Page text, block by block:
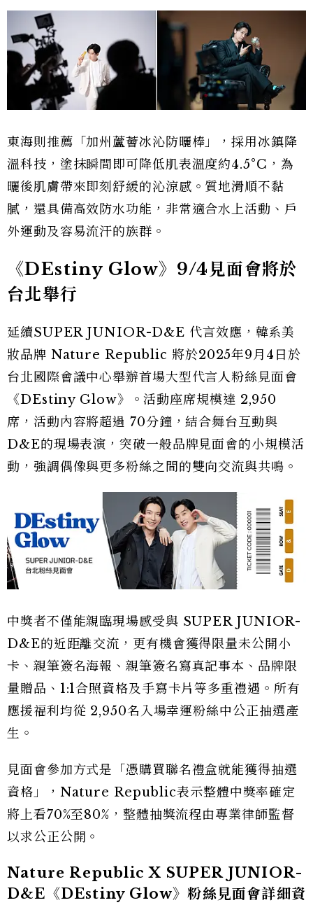
東海則推薦「加州蘆薈冰沁防曬棒」，採用冰鎮降
溫科技，塗抹瞬間即可降低肌表溫度約4.5°C，為
曬後肌膚帶來即刻舒緩的沁涼感。質地滑順不黏
膩，還具備高效防水功能，非常適合水上活動、戶
外運動及容易流汗的族群。
《DEstiny Glow》9/4見面會將於
台北舉行
延續SUPER JUNIOR-D&E 代言效應，韓系美
妝品牌 Nature Republic 將於2025年9月4日於
台北國際會議中心舉辦首場大型代言人粉絲見面會
《DEstiny Glow》。活動座席規模達 2,950
席，活動內容將超過 70分鐘，結合舞台互動與
D&E的現場表演，突破一般品牌見面會的小規模活
動，強調偶像與更多粉絲之間的雙向交流與共鳴。
中獎者不僅能親臨現場感受與 SUPER JUNIOR-
D&E的近距離交流，更有機會獲得限量未公開小
卡、親筆簽名海報、親筆簽名寫真記事本、品牌限
量贈品、1:1合照資格及手寫卡片等多重禮遇。所有
應援福利均從 2,950名入場幸運粉絲中公正抽選產
生。
見面會參加方式是「憑購買聯名禮盒就能獲得抽選
資格」，Nature Republic表示整體中獎率確定
將上看70%至80%，整體抽獎流程由專業律師監督
以求公正公開。
Nature Republic X SUPER JUNIOR-
D&E《DEstiny Glow》粉絲見面會詳細資